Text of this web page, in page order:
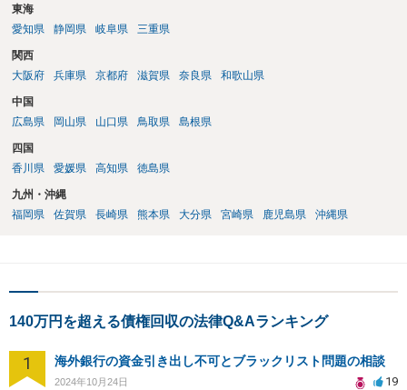
東海
愛知県
静岡県 岐阜県 三重県
関西
大阪府
兵庫県 京都府 滋賀県 奈良県 和歌山県
中国
広島県
岡山県 山口県 鳥取県 島根県
四国
香川県
愛媛県 高知県 徳島県
九州・沖縄
福岡県
佐賀県 長崎県 熊本県 大分県 宮崎県 鹿児島県 沖縄県
140万円を超える債権回収の法律Q&Aランキング
1 海外銀行の資金引き出し不可とブラックリスト問題の相談
2024年10月24日 19